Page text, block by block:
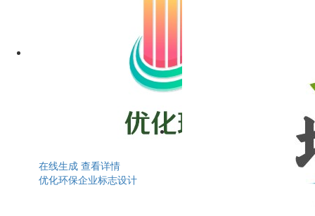
在线生成 查看详情
优化环保企业标志设计